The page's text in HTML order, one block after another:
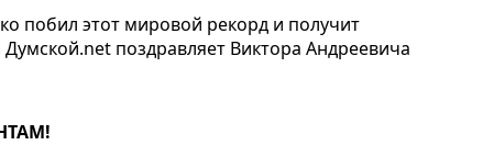
побил этот мировой рекорд и получит
поздравляет Виктора Андреевича